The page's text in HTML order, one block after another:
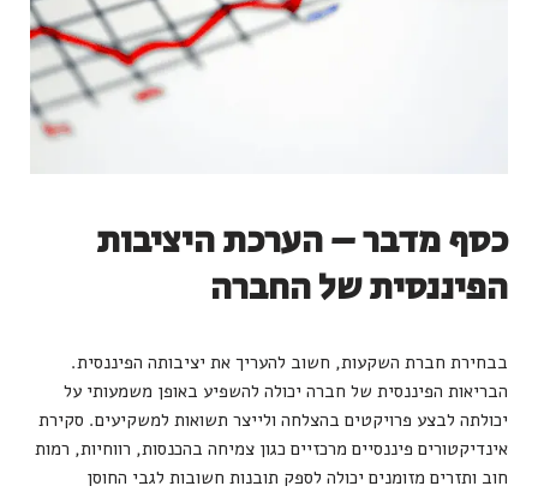
כסף מדבר – הערכת היציבות
הפיננסית של החברה
בבחירת חברת השקעות, חשוב להעריך את יציבותה הפיננסית.
הבריאות הפיננסית של חברה יכולה להשפיע באופן משמעותי על
יכולתה לבצע פרויקטים בהצלחה ולייצר תשואות למשקיעים. סקירת
אינדיקטורים פיננסיים מרכזיים כגון צמיחה בהכנסות, רווחיות, רמות
חוב ותזרים מזומנים יכולה לספק תובנות חשובות לגבי החוסן